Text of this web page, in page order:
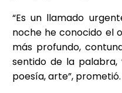
“Es un llamado
noche he conocido el
más profundo,
sentido de la palabra,
poesía, arte”, prometió.